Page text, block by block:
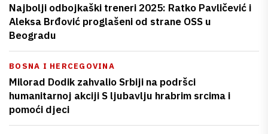
Najbolji odbojkaški treneri 2025: Ratko Pavličević i
Aleksa Brđović proglašeni od strane OSS u
Beogradu
BOSNA I HERCEGOVINA
Milorad Dodik zahvalio Srbiji na podršci
humanitarnoj akciji S ljubavlju hrabrim srcima i
pomoći djeci